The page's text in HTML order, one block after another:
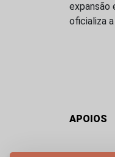
expansão
oficializa
APOIOS